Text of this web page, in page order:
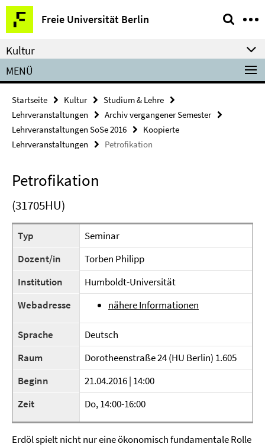
Springe
direkt
zu
Inhalt
Freie Universität Berlin
Service-
Navigation
Kultur
MENÜ
Startseite Kultur
Studium & Lehre
Lehrveranstaltungen
Archiv vergangener Semester
Lehrveranstaltungen SoSe 2016
Koopierte
Lehrveranstaltungen
Petrofikation
Petrofikation
(31705HU)
Typ
Seminar
Dozent/in
Torben Philipp
Institution
Humboldt-Universität
Webadresse
nähere Informationen
Sprache
Deutsch
Raum
Dorotheenstraße 24 (HU Berlin) 1.605
Beginn
21.04.2016 | 14:00
Zeit
Do, 14:00-16:00
Erdöl spielt nicht nur eine ökonomisch fundamentale Rolle